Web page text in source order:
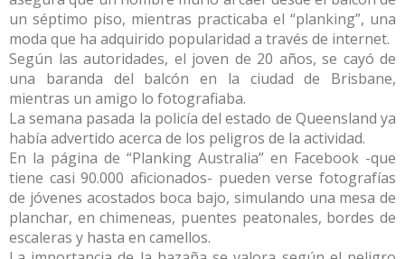
un séptimo piso, mientras practicaba el “planking”, una
moda que ha adquirido popularidad a través de internet.
Según las autoridades, el joven de 20 años, se cayó de
una baranda del balcón en la ciudad de Brisbane,
mientras un amigo lo fotografiaba.
La semana pasada la policía del estado de Queensland ya
había advertido acerca de los peligros de la actividad.
En la página de “Planking Australia” en Facebook -que
tiene casi 90.000 aficionados- pueden verse fotografías
de jóvenes acostados boca bajo, simulando una mesa de
planchar, en chimeneas, puentes peatonales, bordes de
escaleras y hasta en camellos.